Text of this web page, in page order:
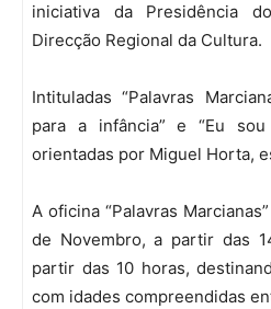
iniciativa da Presidência
Direcção Regional da Cultura.
Intituladas “Palavras
para a infância” e “Eu
orientadas por Miguel Horta,
A oficina “Palavras
de Novembro, a partir das
partir das 10 horas,
com idades compreendidas